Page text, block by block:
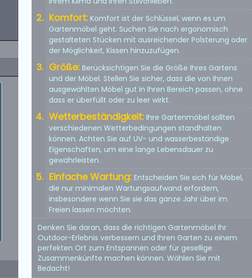
Komfort: Komfort ist der Schlüssel, wenn es um
Gartenmöbel geht. Suchen Sie nach ergonomisch
gestalteten Stücken mit ausreichender Polsterung oder
der Möglichkeit, Kissen hinzuzufügen.
Größe: Berücksichtigen Sie die Größe Ihres Gartens
und der Möbel. Stellen Sie sicher, dass die von Ihnen
ausgewählten Möbel gut in Ihren Bereich passen, ohne
dass er überfüllt oder zu leer wirkt.
Wetterbeständigkeit: Ihre Gartenmöbel sollten
verschiedenen Wetterbedingungen standhalten
können. Achten Sie auf UV- und wasserbeständige
Eigenschaften, um eine lange Lebensdauer zu
gewährleisten.
Einfache Wartung: Entscheiden Sie sich für Möbel,
die nur minimalen Wartungsaufwand erfordern,
insbesondere wenn Sie sie das ganze Jahr über im
Freien lassen möchten.
Denken Sie daran, dass die richtigen Gartenmöbel Ihr
Outdoor-Erlebnis verbessern und Ihren Garten zu einem
perfekten Ort zum Entspannen oder für gesellige
Zusammenkünfte machen können. Wählen Sie mit
Bedacht!